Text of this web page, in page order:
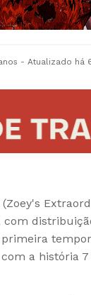
- Atualizado há
(Zoey's
com
a história